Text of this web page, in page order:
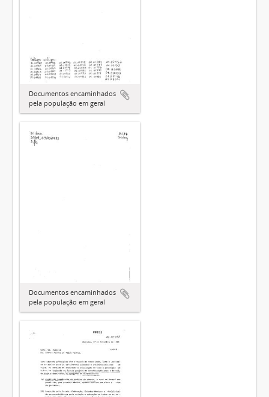
Documentos encaminhados
pela população em geral
Documentos encaminhados
pela população em geral